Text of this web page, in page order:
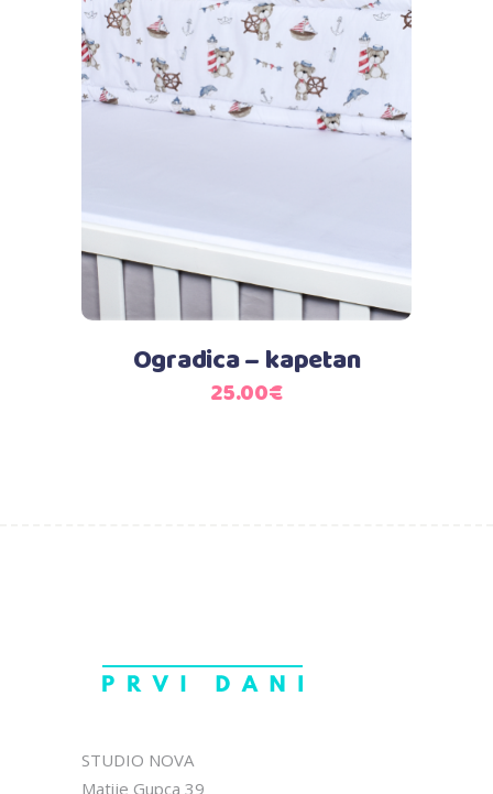
Dodaj u košaricu
Ogradica – kapetan
25.00€
STUDIO NOVA
Matije Gupca 39